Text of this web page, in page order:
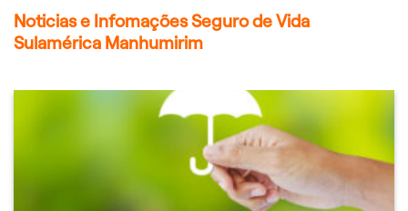
Noticias e Infomações Seguro de Vida
Sulamérica Manhumirim